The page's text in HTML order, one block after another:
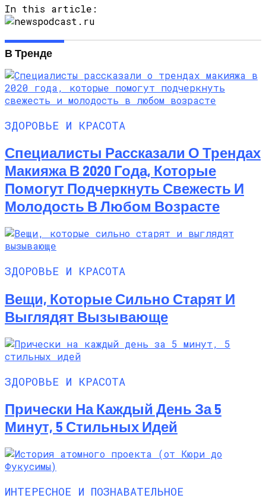
In this article:
В Тренде
ЗДОРОВЬЕ И КРАСОТА
Специалисты Рассказали О Трендах
Макияжа В 2020 Года, Которые
Помогут Подчеркнуть Свежесть И
Молодость В Любом Возрасте
ЗДОРОВЬЕ И КРАСОТА
Вещи, Которые Сильно Старят И
Выглядят Вызывающе
ЗДОРОВЬЕ И КРАСОТА
Прически На Каждый День За 5
Минут, 5 Стильных Идей
ИНТЕРЕСНОЕ И ПОЗНАВАТЕЛЬНОЕ